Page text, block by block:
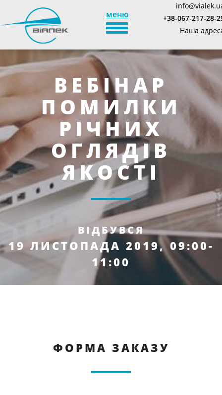
меню
TOGGLE_NAVIGATION
+38-067-217-28-
Наша
ВЕБІНАР
ПОМИЛКИ
РІЧНИХ
ОГЛЯДІВ
ЯКОСТІ
ВІДБУВСЯ
19 ЛИСТОПАДА 2019, 09:00-
11:00
ФОРМА ЗАКАЗУ